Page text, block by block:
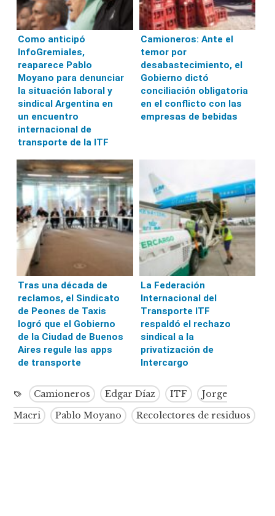
Como anticipó
InfoGremiales,
reaparece Pablo
Moyano para denunciar
la situación laboral y
sindical Argentina en
un encuentro
internacional de
transporte de la ITF
Camioneros: Ante el
temor por
desabastecimiento, el
Gobierno dictó
conciliación obligatoria
en el conflicto con las
empresas de bebidas
Tras una década de
reclamos, el Sindicato
de Peones de Taxis
logró que el Gobierno
de la Ciudad de Buenos
Aires regule las apps
de transporte
La Federación
Internacional del
Transporte ITF
respaldó el rechazo
sindical a la
privatización de
Intercargo
Camioneros Edgar Díaz ITF
Jorge
Macri
Pablo Moyano Recolectores de residuos